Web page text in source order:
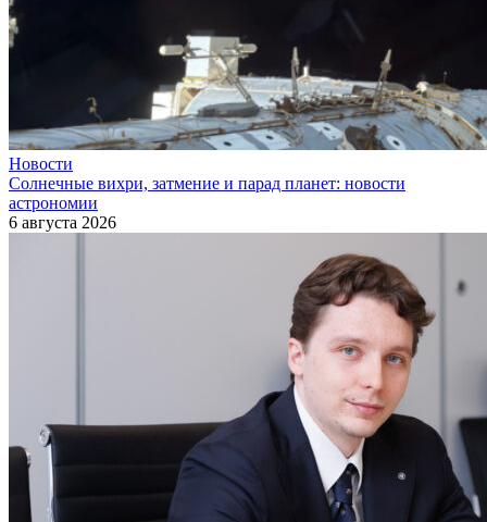
Новости
Солнечные вихри, затмение и парад планет: новости
астрономии
6 августа 2026